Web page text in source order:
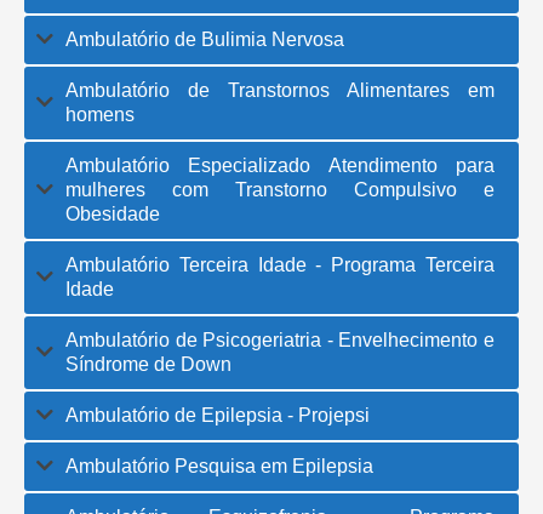
Ambulatório de Bulimia Nervosa
Ambulatório de Transtornos Alimentares em
homens
Ambulatório Especializado Atendimento para
mulheres com Transtorno Compulsivo e
Obesidade
Ambulatório Terceira Idade - Programa Terceira
Idade
Ambulatório de Psicogeriatria - Envelhecimento e
Síndrome de Down
Ambulatório de Epilepsia - Projepsi
Ambulatório Pesquisa em Epilepsia